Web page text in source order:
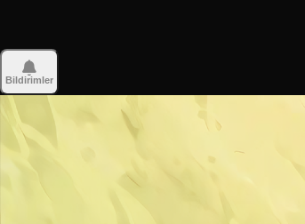
Bildirimler